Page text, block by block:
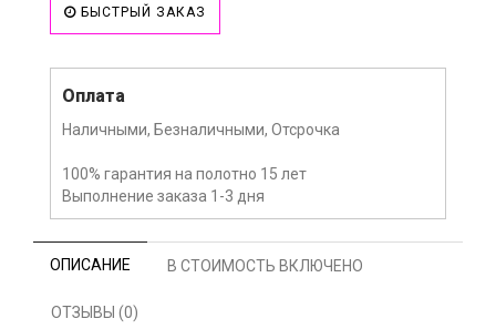
БЫСТРЫЙ ЗАКАЗ
Оплата
Наличными, Безналичными, Отсрочка
100% гарантия на полотно 15 лет
Выполнение заказа 1-3 дня
ОПИСАНИЕ В СТОИМОСТЬ ВКЛЮЧЕНО
ОТЗЫВЫ (0)